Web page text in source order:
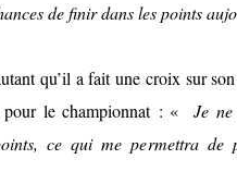
de finir dans les points
qu’il a fait une croix sur
pour le championnat : «Je
ce qui me permettra de